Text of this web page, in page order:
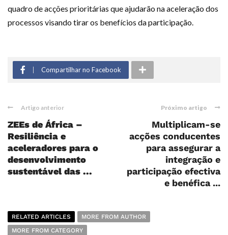
quadro de acções prioritárias que ajudarão na aceleração dos
processos visando tirar os benefícios da participação.
Compartilhar no Facebook
Artigo anterior
ZEEs de África –
Resiliência e
aceleradores para o
desenvolvimento
sustentável das ...
Próximo artigo
Multiplicam-se
acções conducentes
para assegurar a
integração e
participação efectiva
e benéfica ...
RELATED ARTICLES
MORE FROM AUTHOR
MORE FROM CATEGORY